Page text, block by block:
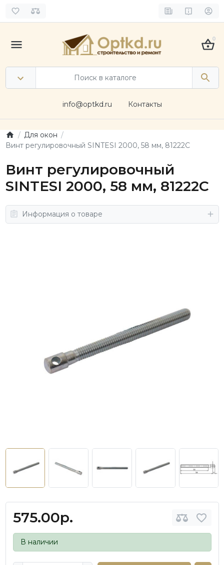
0
info@optkd.ru Контакты
Для окон
Винт регулировочный SINTESI 2000, 58 мм, 81222C
Винт регулировочный
SINTESI 2000, 58 мм, 81222C
Информация о товаре
575.00р.
В наличии